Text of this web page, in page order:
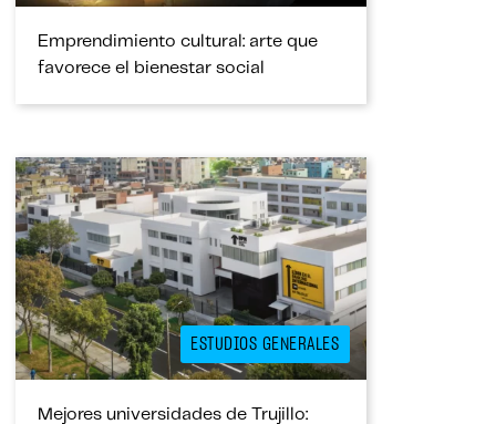
Emprendimiento cultural: arte que
favorece el bienestar social
ESTUDIOS GENERALES
Mejores universidades de Trujillo: